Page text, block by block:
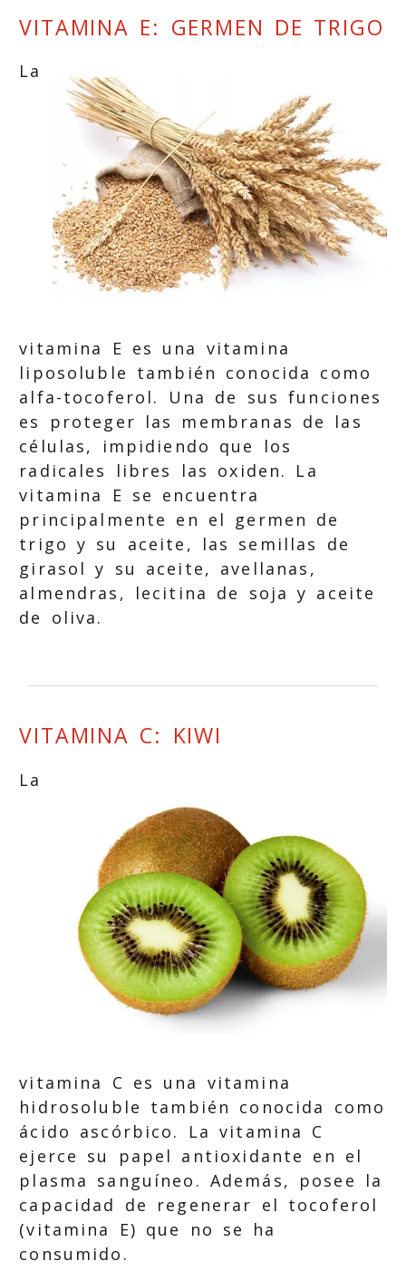
VITAMINA E: GERMEN DE TRIGO
La
vitamina E es una vitamina
liposoluble también conocida como
alfa-tocoferol. Una de sus funciones
es proteger las membranas de las
células, impidiendo que los
radicales libres las oxiden. La
vitamina E se encuentra
principalmente en el germen de
trigo y su aceite, las semillas de
girasol y su aceite, avellanas,
almendras, lecitina de soja y aceite
de oliva.
VITAMINA C: KIWI
La
vitamina C es una vitamina
hidrosoluble también conocida como
ácido ascórbico. La vitamina C
ejerce su papel antioxidante en el
plasma sanguíneo. Además, posee la
capacidad de regenerar el tocoferol
(vitamina E) que no se ha
consumido.